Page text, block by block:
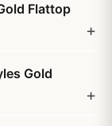
Flattop
Gold